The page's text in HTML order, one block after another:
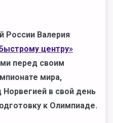
России Валерия
центру»
перед своим
мира,
Норвегией в свой день
к Олимпиаде.